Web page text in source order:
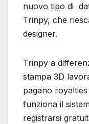
nuovo tipo di
Trinpy, che
designer.
Trinpy a
stampa 3D
pagano
funziona il
registrarsi